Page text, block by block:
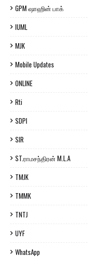
GPM ஷாஹின் பாக்
IUML
MJK
Mobile Updates
ONLINE
Rti
SDPI
SIR
ST.ராமசந்திரன் M.L.A
TMJK
TMMK
TNTJ
UYF
WhatsApp